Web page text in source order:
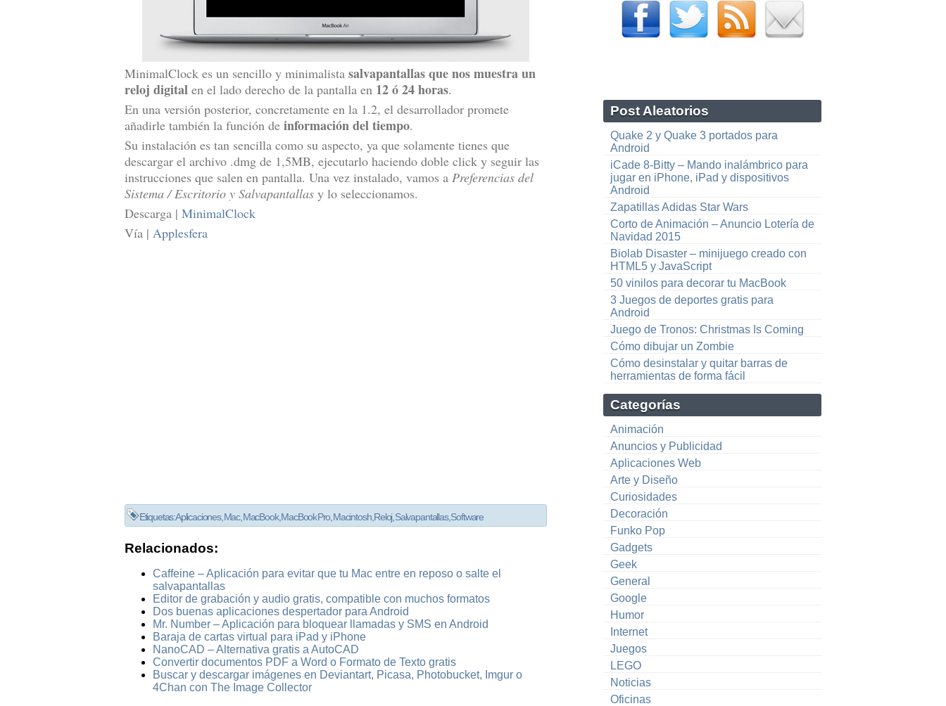
MinimalClock es un sencillo y minimalista salvapantallas que nos muestra un
reloj digital en el lado derecho de la pantalla en 12 ó 24 horas.
En una versión posterior, concretamente en la 1.2, el desarrollador promete
añadirle también la función de información del tiempo.
Su instalación es tan sencilla como su aspecto, ya que solamente tienes que
descargar el archivo .dmg de 1,5MB, ejecutarlo haciendo doble click y seguir las
instrucciones que salen en pantalla. Una vez instalado, vamos a Preferencias del
Sistema / Escritorio y Salvapantallas y lo seleccionamos.
Descarga | MinimalClock
Vía | Applesfera
Etiquetas:Aplicaciones,Mac,MacBook,MacBook Pro,Macintosh,Reloj,Salvapantallas,Software
Relacionados:
Caffeine – Aplicación para evitar que tu Mac entre en reposo o salte el
salvapantallas
Editor de grabación y audio gratis, compatible con muchos formatos
Dos buenas aplicaciones despertador para Android
Mr. Number – Aplicación para bloquear llamadas y SMS en Android
Baraja de cartas virtual para iPad y iPhone
NanoCAD – Alternativa gratis a AutoCAD
Convertir documentos PDF a Word o Formato de Texto gratis
Buscar y descargar imágenes en Deviantart, Picasa, Photobucket, Imgur o
4Chan con The Image Collector
Post Aleatorios
Quake 2 y Quake 3 portados para
Android
iCade 8-Bitty – Mando inalámbrico para
jugar en iPhone, iPad y dispositivos
Android
Zapatillas Adidas Star Wars
Corto de Animación – Anuncio Lotería de
Navidad 2015
Biolab Disaster – minijuego creado con
HTML5 y JavaScript
50 vinilos para decorar tu MacBook
3 Juegos de deportes gratis para
Android
Juego de Tronos: Christmas Is Coming
Cómo dibujar un Zombie
Cómo desinstalar y quitar barras de
herramientas de forma fácil
Categorías
Animación
Anuncios y Publicidad
Aplicaciones Web
Arte y Diseño
Curiosidades
Decoración
Funko Pop
Gadgets
Geek
General
Google
Humor
Internet
Juegos
LEGO
Noticias
Oficinas